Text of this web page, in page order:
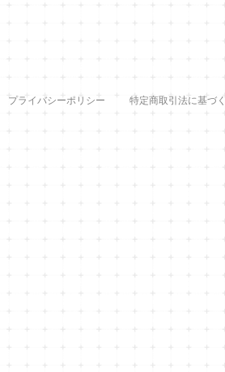
プライバシーポリシー 特定商取引法に基づ